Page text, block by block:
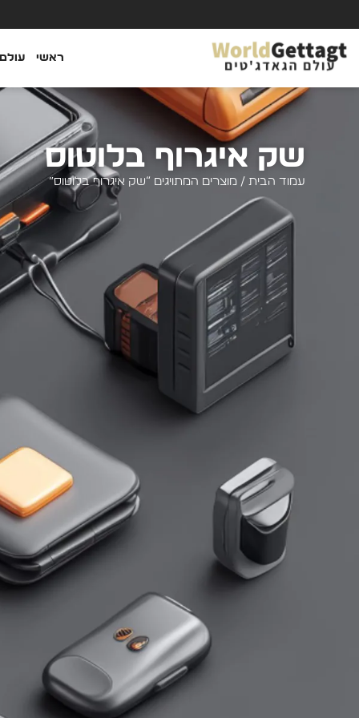
ראשי
שק איגרוף בלוטוס
עמוד הבית / מוצרים המתויגים “שק איגרוף בלוטוס”